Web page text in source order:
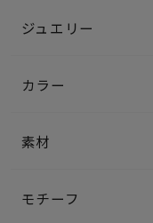
ジュエリー
カラー
素材
モチーフ